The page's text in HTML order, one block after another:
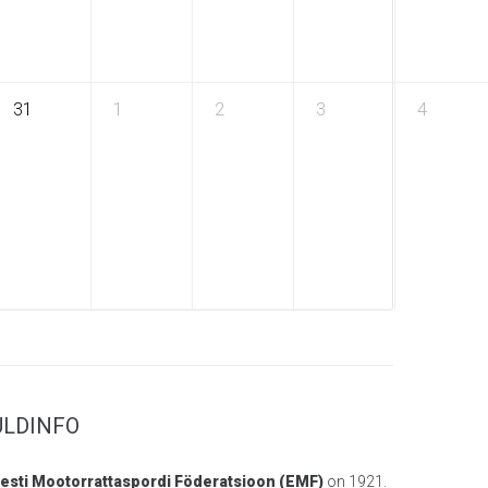
31 1 2 3 4
Mootorrattaspordi Föderatsioon (EMF) on 1921.